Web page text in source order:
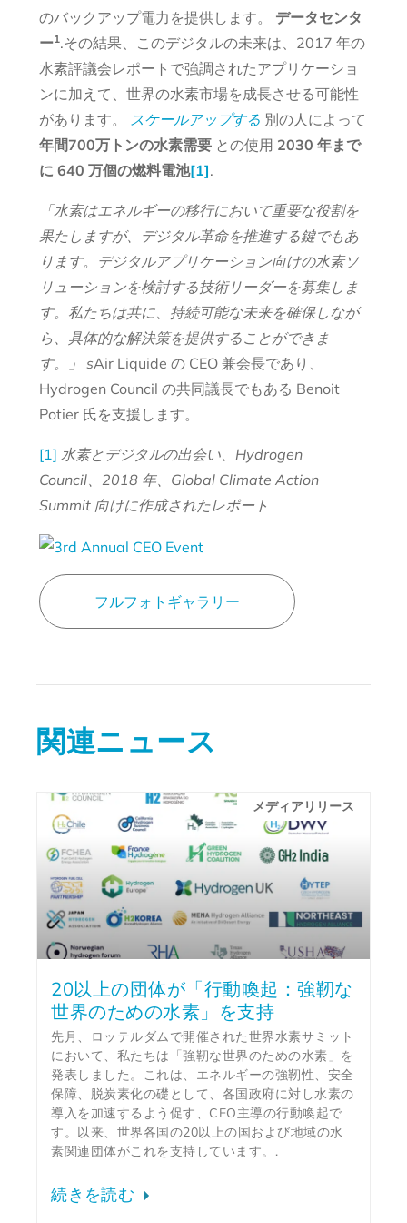
のバックアップ電力を提供します。 データセンタ
ー1.その結果、このデジタルの未来は、2017 年の
水素評議会レポートで強調されたアプリケーショ
ンに加えて、世界の水素市場を成長させる可能性
があります。 スケールアップする 別の人によって
年間700万トンの水素需要との使用 2030 年まで
に 640 万個の燃料電池[1].
「水素はエネルギーの移行において重要な役割を
果たしますが、デジタル革命を推進する鍵でもあ
ります。デジタルアプリケーション向けの水素ソ
リューションを検討する技術リーダーを募集しま
す。私たちは共に、持続可能な未来を確保しなが
ら、具体的な解決策を提供することができま
す。」 sAir Liquide の CEO 兼会長であり、
Hydrogen Council の共同議長でもある Benoit
Potier 氏を支援します。
[1] 水素とデジタルの出会い、Hydrogen
Council、2018 年、Global Climate Action
Summit 向けに作成されたレポート
フルフォトギャラリー
関連ニュース
メディアリリース
20以上の団体が「行動喚起：強靭な
世界のための水素」を支持
先月、ロッテルダムで開催された世界水素サミット
において、私たちは「強靭な世界のための水素」を
発表しました。これは、エネルギーの強靭性、安全
保障、脱炭素化の礎として、各国政府に対し水素の
導入を加速するよう促す、CEO主導の行動喚起で
す。以来、世界各国の20以上の国および地域の水
素関連団体がこれを支持しています。.
続きを読む